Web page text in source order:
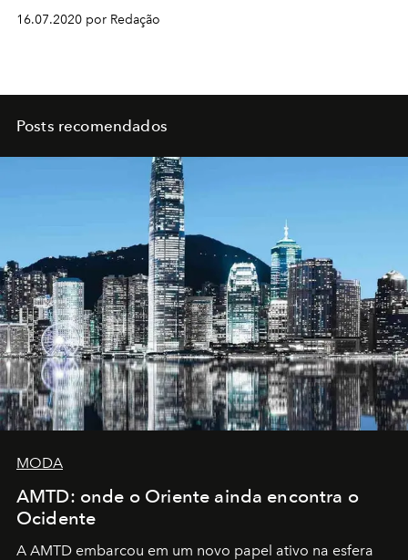
16.07.2020 por Redação
Posts recomendados
MODA
AMTD: onde o Oriente ainda encontra o
Ocidente
A AMTD embarcou em um novo papel ativo na esfera